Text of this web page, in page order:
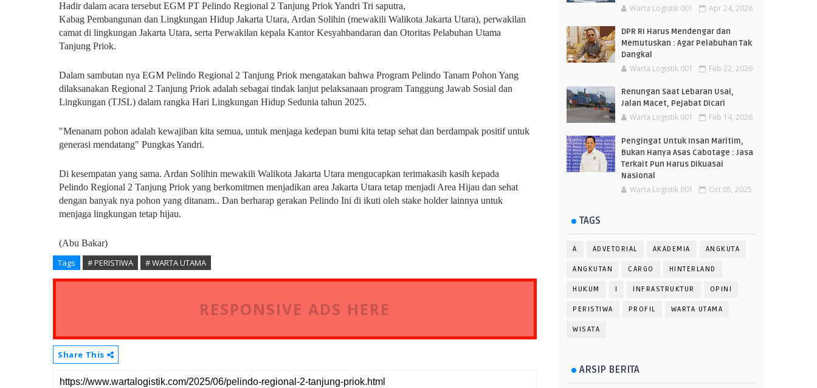
Hadir dalam acara tersebut EGM PT Pelindo Regional 2 Tanjung Priok Yandri Tri saputra,
Kabag Pembangunan dan Lingkungan Hidup Jakarta Utara, Ardan Solihin (mewakili Walikota Jakarta Utara), perwakilan
camat di lingkungan Jakarta Utara, serta Perwakilan kepala Kantor Kesyahbandaran dan Otoritas Pelabuhan Utama
Tanjung Priok.
Dalam sambutan nya EGM Pelindo Regional 2 Tanjung Priok mengatakan bahwa Program Pelindo Tanam Pohon Yang
dilaksanakan Regional 2 Tanjung Priok adalah sebagai tindak lanjut pelaksanaan program Tanggung Jawab Sosial dan
Lingkungan (TJSL) dalam rangka Hari Lingkungan Hidup Sedunia tahun 2025.
"Menanam pohon adalah kewajiban kita semua, untuk menjaga kedepan bumi kita tetap sehat dan berdampak positif untuk
generasi mendatang" Pungkas Yandri.
Di kesempatan yang sama. Ardan Solihin mewakili Walikota Jakarta Utara mengucapkan terimakasih kasih kepada
Pelindo Regional 2 Tanjung Priok yang berkomitmen menjadikan area Jakarta Utara tetap menjadi Area Hijau dan sehat
dengan banyak nya pohon yang ditanam.. Dan berharap gerakan Pelindo Ini di ikuti oleh stake holder lainnya untuk
menjaga lingkungan tetap hijau.
(Abu Bakar)
Tags # PERISTIWA # WARTA UTAMA
RESPONSIVE ADS HERE
Share This
Warta Logistik 001 Apr 24, 2026
DPR RI Harus Mendengar dan
Memutuskan : Agar Pelabuhan Tak
Dangkal
Warta Logistik 001 Feb 22, 2026
Renungan Saat Lebaran Usai,
Jalan Macet, Pejabat Dicari
Warta Logistik 001 Feb 14, 2026
Pengingat Untuk Insan Maritim,
Bukan Hanya Asas Cabotage : Jasa
Terkait Pun Harus Dikuasai
Nasional
Warta Logistik 001 Oct 05, 2025
TAGS
A ADVETORIAL AKADEMIA ANGKUTA
ANGKUTAN CARGO HINTERLAND
HUKUM I INFRASTRUKTUR OPINI
PERISTIWA PROFIL WARTA UTAMA
WISATA
ARSIP BERITA